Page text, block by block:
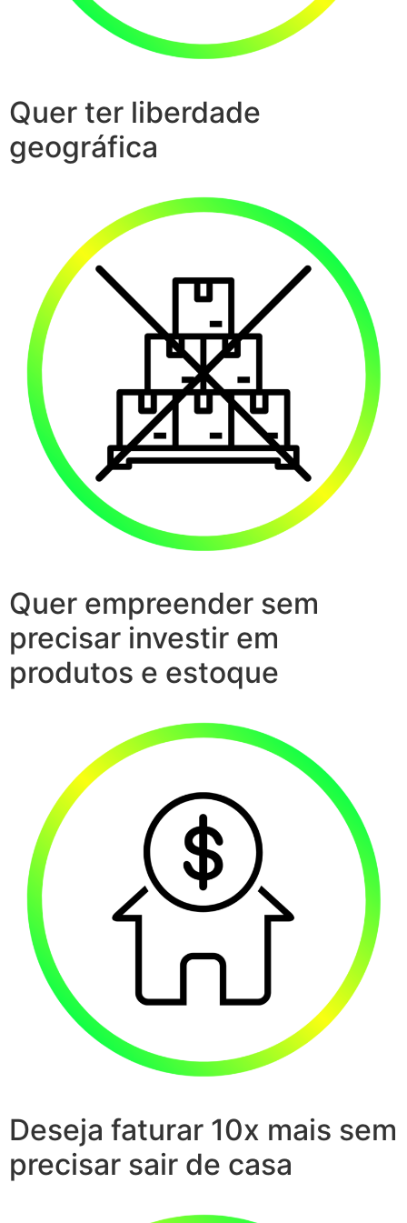
Quer ter liberdade
geográfica
Quer empreender sem
precisar investir em
produtos e estoque
Deseja faturar 10x mais sem
precisar sair de casa